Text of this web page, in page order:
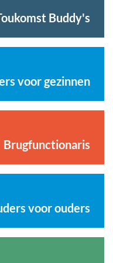
Buddy's
voor gezinnen
Brugfunctionaris
voor ouders